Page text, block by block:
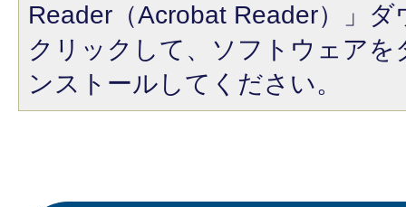
Reader（Acrobat Reader）」
クリックして、ソフトウェア
ンストールしてください。